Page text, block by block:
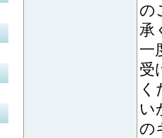
の
承
一
受
く
い
の